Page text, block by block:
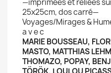
—imprimées et reliées
25x25cm, dos carré—
Voyages/Mirages &
a v e c
MARIE BOUSSEAU,
MASTO, MATTHIAS
THOMAZO, POPAY,